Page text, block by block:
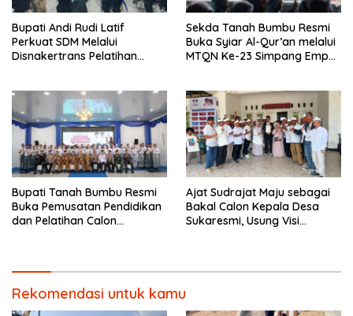
Bupati Andi Rudi Latif
Perkuat SDM Melalui
Disnakertrans Pelatihan
Sekda Tanah Bumbu Resmi
Buka Syiar Al-Qur’an melalui
MTQN Ke-23 Simpang Empat
Bupati Tanah Bumbu Resmi
Buka Pemusatan Pendidikan
dan Pelatihan Calon
Ajat Sudrajat Maju sebagai
Bakal Calon Kepala Desa
Sukaresmi, Usung Visi
Rekomendasi untuk kamu